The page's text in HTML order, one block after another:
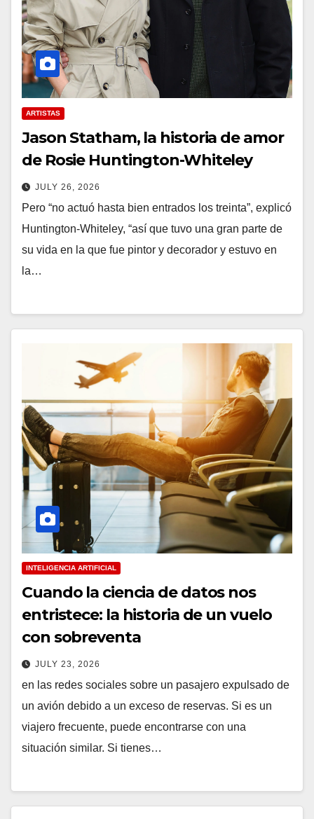
ARTISTAS
Jason Statham, la historia de amor
de Rosie Huntington-Whiteley
JULY 26, 2026
Pero “no actuó hasta bien entrados los treinta”, explicó
Huntington-Whiteley, “así que tuvo una gran parte de
su vida en la que fue pintor y decorador y estuvo en
la…
INTELIGENCIA ARTIFICIAL
Cuando la ciencia de datos nos
entristece: la historia de un vuelo
con sobreventa
JULY 23, 2026
en las redes sociales sobre un pasajero expulsado de
un avión debido a un exceso de reservas. Si es un
viajero frecuente, puede encontrarse con una
situación similar. Si tienes…